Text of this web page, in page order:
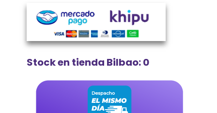
Stock en tienda Bilbao: 0